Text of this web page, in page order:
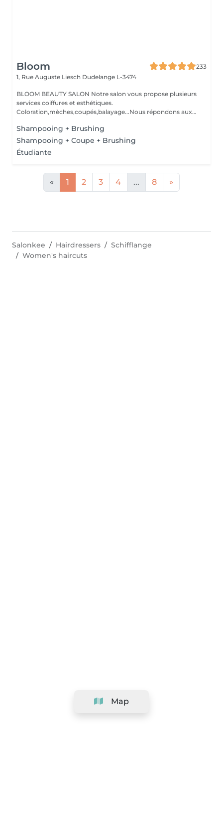
Bloom
233
1, Rue Auguste Liesch Dudelange L-3474
BLOOM BEAUTY SALON Notre salon vous propose plusieurs
services coiffures et esthétiques.
Coloration,mèches,coupés,balayage...Nous répondons aux
Shampooing + Brushing
Shampooing + Coupe + Brushing
Étudiante
« 1 2 3 4 ... 8 »
Map
Salonkee Hairdressers
Schifflange
Women's haircuts